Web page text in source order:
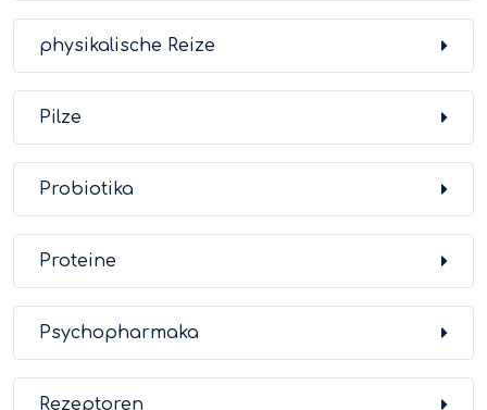
physikalische Reize
Pilze
Probiotika
Proteine
Psychopharmaka
Rezeptoren